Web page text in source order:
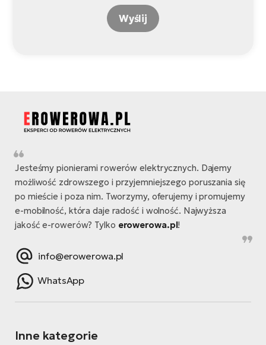
Wyślij
Jesteśmy pionierami rowerów elektrycznych. Dajemy
możliwość zdrowszego i przyjemniejszego poruszania się
po mieście i poza nim. Tworzymy, oferujemy i promujemy
e-mobilność, która daje radość i wolność. Najwyższa
jakość e-rowerów? Tylko erowerowa.pl!
info@erowerowa.pl
WhatsApp
Inne kategorie